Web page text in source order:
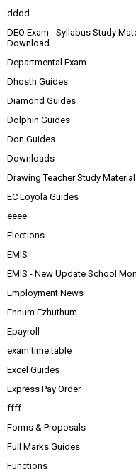
dddd
DEO Exam - Syllabus Study
Download
Departmental Exam
Dhosth Guides
Diamond Guides
Dolphin Guides
Don Guides
Downloads
Drawing Teacher Study
EC Loyola Guides
eeee
Elections
EMIS
EMIS - New Update School
Employment News
Ennum Ezhuthum
Epayroll
exam time table
Excel Guides
Express Pay Order
ffff
Forms & Proposals
Full Marks Guides
Functions